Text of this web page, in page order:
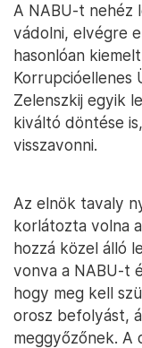
A NABU-t nehéz
vádolni, elvégre
hasonlóan
Korrupcióellenes
Zelenszkij egyik
kiváltó döntése
visszavonni.
Az elnök tavaly
korlátozta volna
hozzá közel álló
vonva a NABU-t
hogy meg kell
orosz befolyást,
meggyőzőnek. A